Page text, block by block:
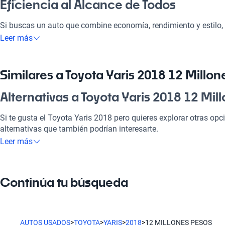
Eficiencia al Alcance de Todos
Si buscas un auto que combine economía, rendimiento y
millones de pesos es la opción perfecta. Con un diseño
convirtiéndolo en una excelente elección para la familia y los
confiable y duradero.
¿Por qué elegir Toyota Yaris 2018 12
Tecnología al servicio de tu comodidad
Disfrutá de la mejor tecnología con Tecnología moderna, lo que
Leer más
Similares a Toyota Yaris 2018 12
Alternativas a Toyota Yaris 2018 12
Si te gusta el Toyota Yaris 2018 pero quieres explorar otras
alternativas que también podrían interesarte.
Toyota Corolla
Leer más
Continúa tu búsqueda
AUTOS USADOS>TOYOTA>YARIS>2018>12 MILLONES PESOS